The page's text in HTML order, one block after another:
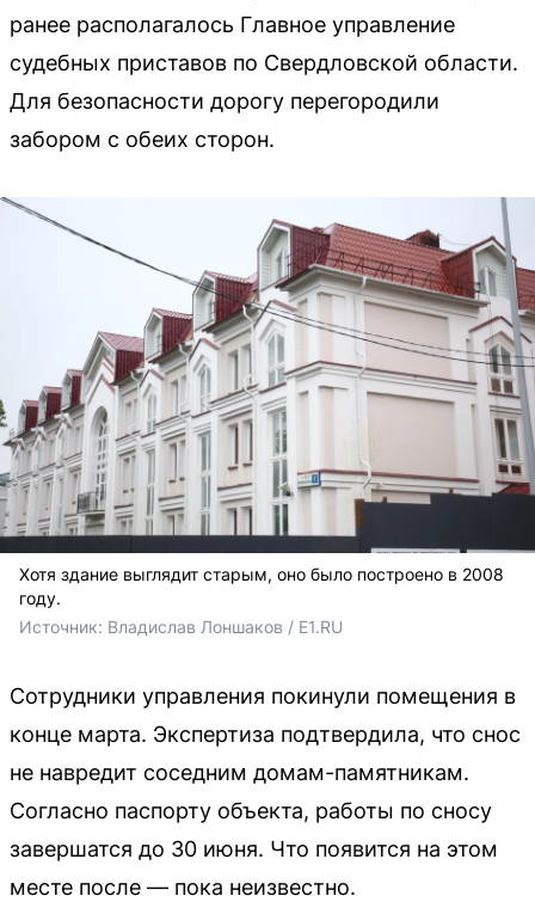
ранее располагалось Главное управление
судебных приставов по Свердловской области.
Для безопасности дорогу перегородили
забором с обеих сторон.
Хотя здание выглядит старым, оно было построено в 2008
году.
Источник: Владислав Лоншаков / E1.RU
Сотрудники управления покинули помещения в
конце марта. Экспертиза подтвердила, что снос
не навредит соседним домам-памятникам.
Согласно паспорту объекта, работы по сносу
завершатся до 30 июня. Что появится на этом
месте после — пока неизвестно.